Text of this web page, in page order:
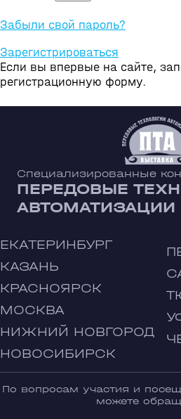
Забыли свой пароль?
Зарегистрироваться
Если вы впервые на сайте,
регистрационную форму.
Специализированные
ПЕРЕДОВЫЕ
АВТОМАТИЗАЦИИ
ЕКАТЕРИНБУРГ
КАЗАНЬ
КРАСНОЯРСК
МОСКВА
НИЖНИЙ НОВГОРОД
НОВОСИБИРСК
По вопросам участия и
можете